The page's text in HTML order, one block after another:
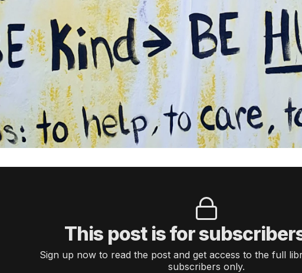
This post is for
Sign up now to read the post and get access to the full
subscribers only.